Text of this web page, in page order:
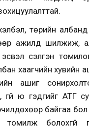
төрийн
ажилд шилжиж,
сэлгэн
хаагчийн хувийн
ашиг
үгүй юү гэдгийг АТГ
байгаа
томилж болохгүй